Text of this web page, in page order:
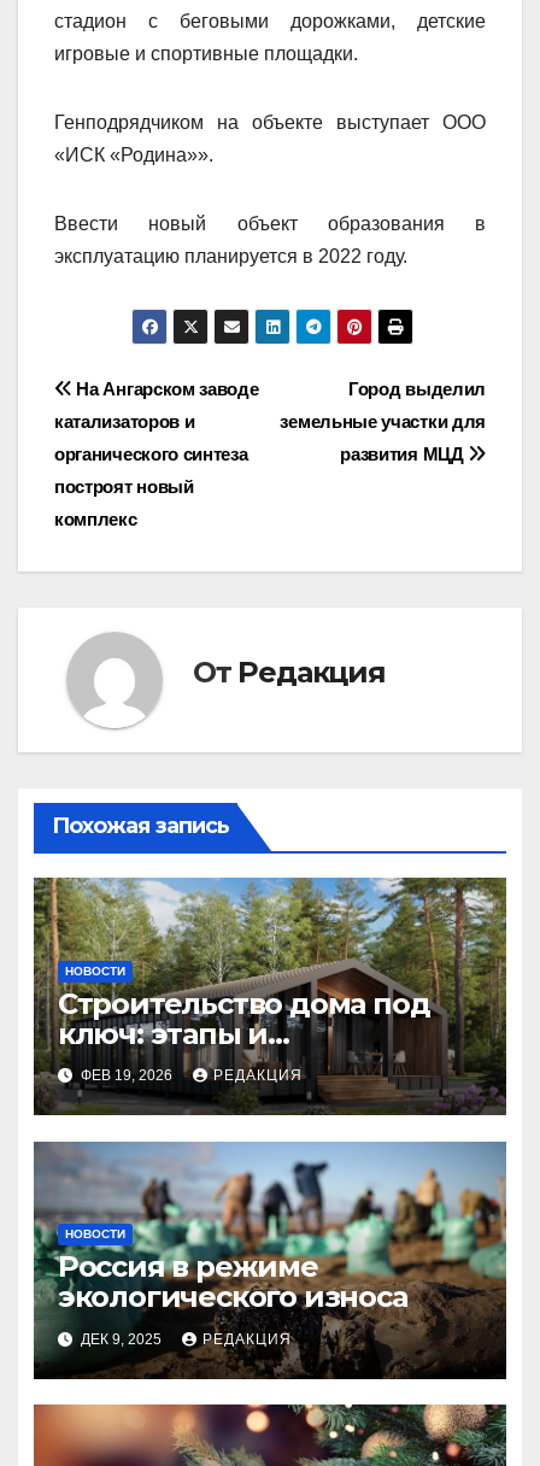
стадион с беговыми дорожками, детские
игровые и спортивные площадки.
Генподрядчиком на объекте выступает ООО
«ИСК «Родина»».
Ввести новый объект образования в
эксплуатацию планируется в 2022 году.
Навигация
по
записям
Город выделил
земельные участки для
развития МЦД
На Ангарском заводе
катализаторов и
органического синтеза
построят новый
комплекс
От Редакция
Похожая запись
НОВОСТИ
Строительство дома под
ключ: этапы и
планирование бюджета
ФЕВ 19, 2026 РЕДАКЦИЯ
НОВОСТИ
Россия в режиме
экологического износа
ДЕК 9, 2025 РЕДАКЦИЯ